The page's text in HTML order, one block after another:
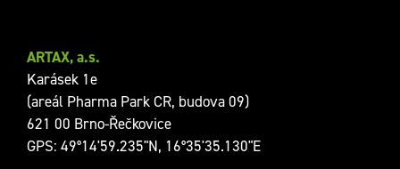
ARTAX, a.s.
Karásek 1e
(areál Pharma Park CR, budova 09)
621 00 Brno-Řečkovice
GPS: 49°14'59.235"N, 16°35'35.130"E